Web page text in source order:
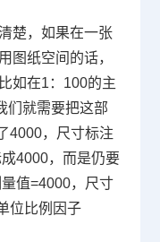
楚，如果在一张
图纸空间的话，
如在1 ： 100的主
们就需要把这部
4000，尺寸标注
4000，而是仍要
值=4000，尺寸
位比例因子